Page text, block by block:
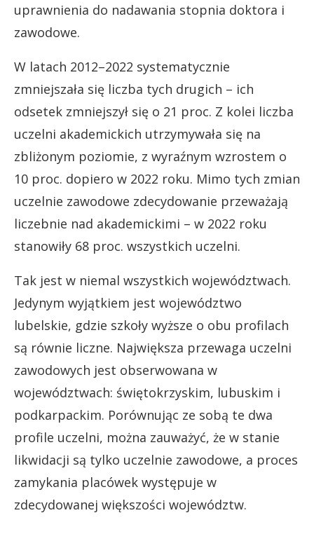
uprawnienia do nadawania stopnia doktora i
zawodowe.
W latach 2012–2022 systematycznie
zmniejszała się liczba tych drugich – ich
odsetek zmniejszył się o 21 proc. Z kolei liczba
uczelni akademickich utrzymywała się na
zbliżonym poziomie, z wyraźnym wzrostem o
10 proc. dopiero w 2022 roku. Mimo tych zmian
uczelnie zawodowe zdecydowanie przeważają
liczebnie nad akademickimi – w 2022 roku
stanowiły 68 proc. wszystkich uczelni.
Tak jest w niemal wszystkich województwach.
Jedynym wyjątkiem jest województwo
lubelskie, gdzie szkoły wyższe o obu profilach
są równie liczne. Największa przewaga uczelni
zawodowych jest obserwowana w
województwach: świętokrzyskim, lubuskim i
podkarpackim. Porównując ze sobą te dwa
profile uczelni, można zauważyć, że w stanie
likwidacji są tylko uczelnie zawodowe, a proces
zamykania placówek występuje w
zdecydowanej większości województw.